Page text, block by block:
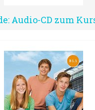
Audio-CD zum